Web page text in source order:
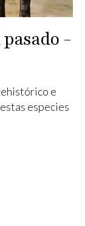
-
e
especies